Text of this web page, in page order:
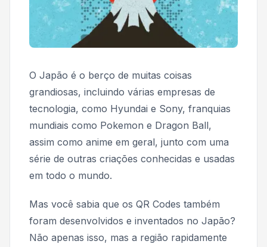
O Japão é o berço de muitas coisas
grandiosas, incluindo várias empresas de
tecnologia, como Hyundai e Sony, franquias
mundiais como Pokemon e Dragon Ball,
assim como anime em geral, junto com uma
série de outras criações conhecidas e usadas
em todo o mundo.
Mas você sabia que os QR Codes também
foram desenvolvidos e inventados no Japão?
Não apenas isso, mas a região rapidamente